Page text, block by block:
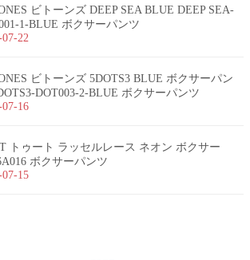
ビトーンズ DEEP SEA BLUE DEEP SEA-
1-BLUE ボクサーパンツ
07-22
ビトーンズ 5DOTS3 BLUE ボクサーパン
DOT003-2-BLUE ボクサーパンツ
07-16
トゥート ラッセルレース ネオン ボクサー
ボクサーパンツ
07-15